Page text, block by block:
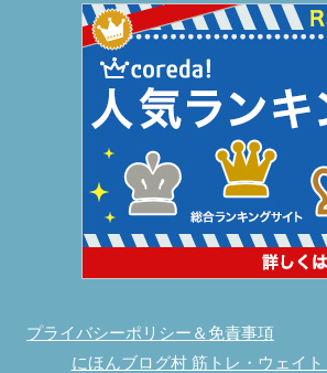
プライバシーポリシー＆免責事項
にほんブログ村 筋トレ・ウェイ